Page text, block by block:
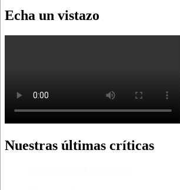
Echa un vistazo
Nuestras últimas críticas